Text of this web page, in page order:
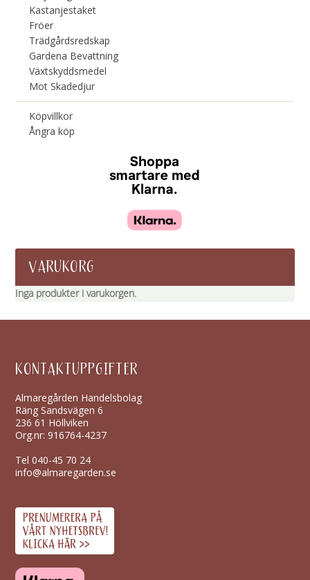
Kastanjestaket
Fröer
Trädgårdsredskap
Gardena Bevattning
Växtskyddsmedel
Mot Skadedjur
Köpvillkor
Ångra köp
VARUKORG
Inga produkter i varukorgen.
KONTAKTUPPGIFTER
Almaregården Handelsbolag
Räng Sandsvägen 6
236 61 Höllviken
Org.nr: 916764-4237
Tel040-45 70 24
info@almaregarden.se